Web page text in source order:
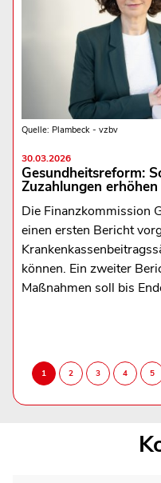
Quelle: Plambeck - vzbv
30.03.2026
Gesundheitsreform:
Zuzahlungen erhöhen
Die Finanzkommission
einen ersten Bericht
können. Ein zweiter
Maßnahmen soll bis